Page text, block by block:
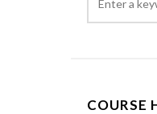
COURSE